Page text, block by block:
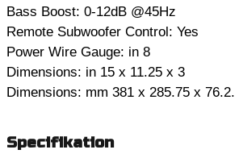
Bass Boost: 0-12dB @45Hz
Remote Subwoofer Control: Yes
Power Wire Gauge: in 8
Dimensions: in 15 x 11.25 x 3
Dimensions: mm 381 x 285.75 x 76.2.
Specifikation